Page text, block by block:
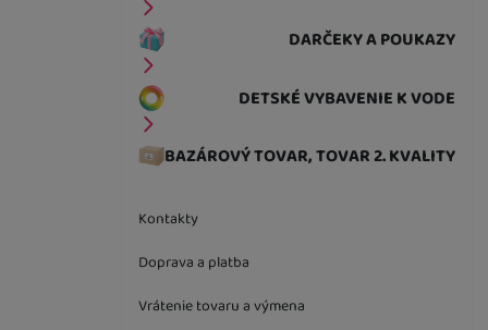
DARČEKY A POUKAZY
DETSKÉ VYBAVENIE K VODE
BAZÁROVÝ TOVAR, TOVAR 2. KVALITY
Kontakty
Doprava a platba
Vrátenie tovaru a výmena